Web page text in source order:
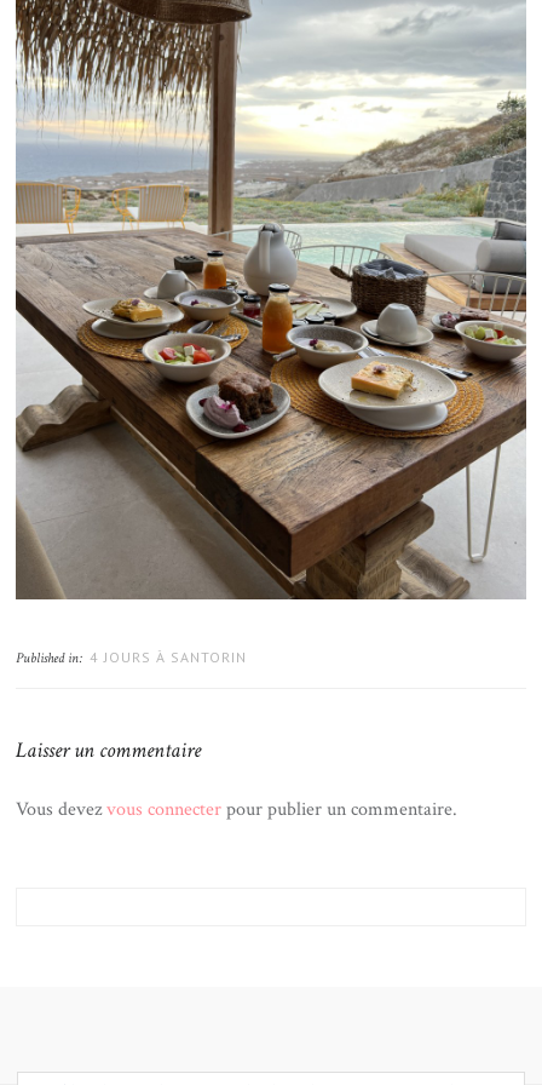
Published in: 4 JOURS À SANTORIN
Laisser un commentaire
Vous devezvous connecterpour publier un commentaire.